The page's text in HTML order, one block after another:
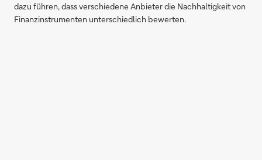
dazu führen, dass verschiedene Anbieter die Nachhaltigkeit von
Finanzinstrumenten unterschiedlich bewerten.